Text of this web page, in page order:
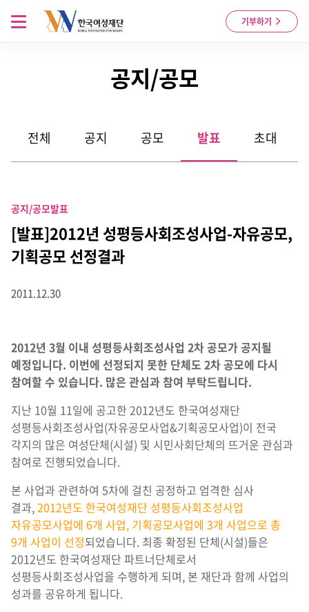
Skip to content
기부하기
메뉴 열기
공지/공모
전체 공지 공모 발표 초대
공지/공모발표
[발표]2012년 성평등사회조성사업-자유공모,
기획공모 선정결과
2011.12.30
2012년 3월 이내 성평등사회조성사업 2차 공모가 공지될
예정입니다. 이번에 선정되지 못한 단체도 2차 공모에 다시
참여할 수 있습니다. 많은 관심과 참여 부탁드립니다.
지난 10월 11일에 공고한 2012년도 한국여성재단
성평등사회조성사업(자유공모사업&기획공모사업)이 전국
각지의 많은 여성단체(시설) 및 시민사회단체의 뜨거운 관심과
참여로 진행되었습니다.
본 사업과 관련하여 5차에 걸친 공정하고 엄격한 심사
결과, 2012년도 한국여성재단 성평등사회조성사업
자유공모사업에 6개 사업, 기획공모사업에 3개 사업으로 총
9개 사업이 선정되었습니다. 최종 확정된 단체(시설)들은
2012년도 한국여성재단 파트너단체로서
성평등사회조성사업을 수행하게 되며, 본 재단과 함께 사업의
성과를 공유하게 됩니다.